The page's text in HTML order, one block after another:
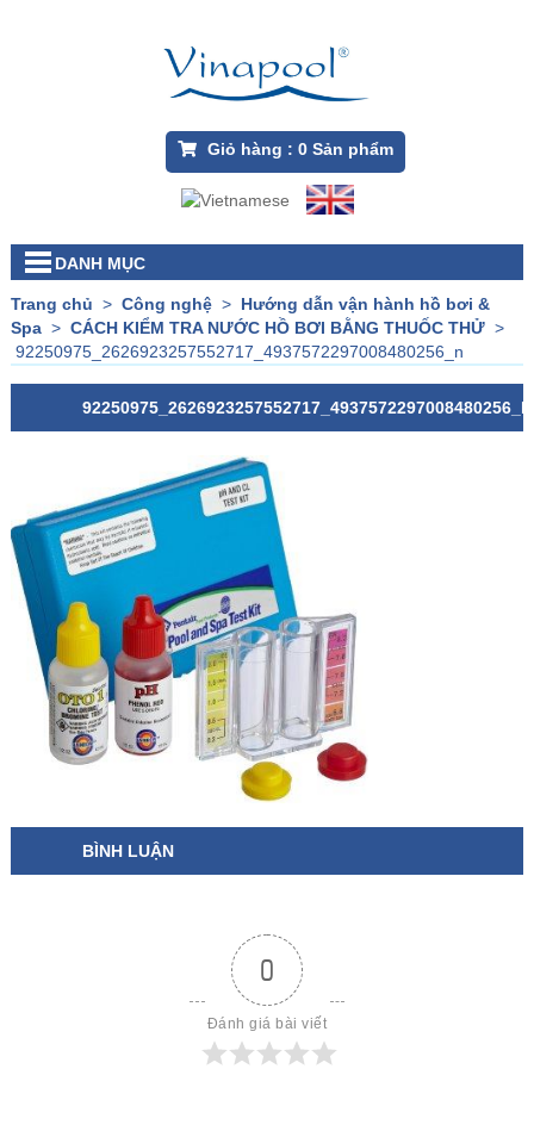
Giỏ hàng : 0Sản phẩm
DANH MỤC
Trang chủ > Công nghệ> Hướng dẫn vận hành hồ bơi &
Spa> CÁCH KIỂM TRA NƯỚC HỒ BƠI BẰNG THUỐC THỬ>
92250975_2626923257552717_4937572297008480256_n
92250975_2626923257552717_4937572297008480256_N
BÌNH LUẬN
0
Đánh giá bài viết